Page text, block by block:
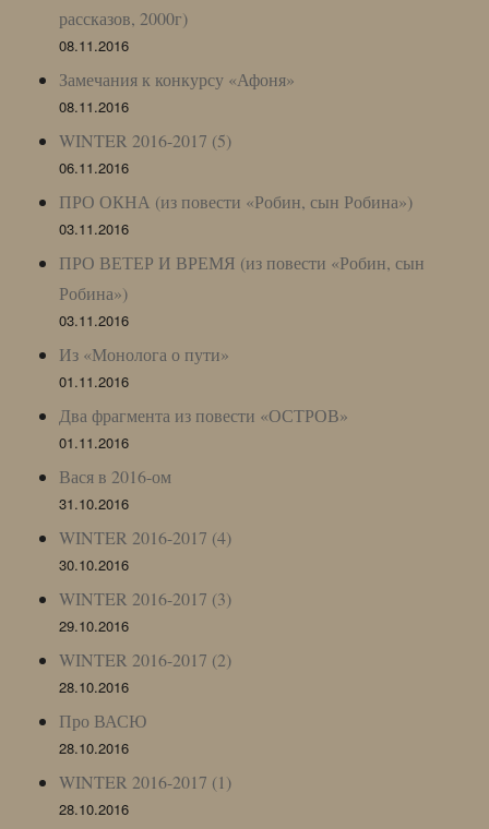
рассказов, 2000г)
08.11.2016
Замечания к конкурсу «Афоня»
08.11.2016
WINTER 2016-2017 (5)
06.11.2016
ПРО ОКНА (из повести «Робин, сын Робина»)
03.11.2016
ПРО ВЕТЕР И ВРЕМЯ (из повести «Робин, сын
Робина»)
03.11.2016
Из «Монолога о пути»
01.11.2016
Два фрагмента из повести «ОСТРОВ»
01.11.2016
Вася в 2016-ом
31.10.2016
WINTER 2016-2017 (4)
30.10.2016
WINTER 2016-2017 (3)
29.10.2016
WINTER 2016-2017 (2)
28.10.2016
Про ВАСЮ
28.10.2016
WINTER 2016-2017 (1)
28.10.2016